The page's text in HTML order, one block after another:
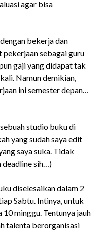
agar bisa
bekerja dan
pekerjaan sebagai guru
gaji yang didapat tak
Namun demikian,
ini semester depan…
studio buku di
yang sudah saya edit
saya suka. Tidak
deadline sih…)
diselesaikan dalam 2
Sabtu. Intinya, untuk
minggu. Tentunya jauh
talenta berorganisasi